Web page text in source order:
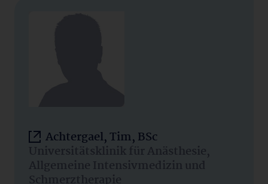
Achtergael, Tim, BSc
Universitätsklinik für Anästhesie,
Allgemeine Intensivmedizin und
Schmerztherapie